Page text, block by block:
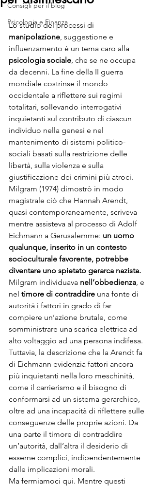
Consigli per il blog
Psicologia e Finanza
Lo studio dei processi di
manipolazione, suggestione e
influenzamento è un tema caro alla
psicologia sociale, che se ne occupa
da decenni. La fine della II guerra
mondiale costrinse il mondo
occidentale a riflettere sui regimi
totalitari, sollevando interrogativi
inquietanti sul contributo di ciascun
individuo nella genesi e nel
mantenimento di sistemi politico-
sociali basati sulla restrizione delle
libertà, sulla violenza e sulla
giustificazione dei crimini più atroci.
Milgram (1974) dimostrò in modo
magistrale ciò che Hannah Arendt,
quasi contemporaneamente, scriveva
mentre assisteva al processo di Adolf
Eichmann a Gerusalemme: un uomo
qualunque, inserito in un contesto
socioculturale favorente, potrebbe
diventare uno spietato gerarca nazista.
Milgram individuava nell’obbedienza, e
nel timore di contraddire una fonte di
autorità i fattori in grado di far
compiere un’azione brutale, come
somministrare una scarica elettrica ad
alto voltaggio ad una persona indifesa.
Tuttavia, la descrizione che la Arendt fa
di Eichmann evidenzia fattori ancora
più inquietanti nella loro meschinità,
come il carrierismo e il bisogno di
conformarsi ad un sistema gerarchico,
oltre ad una incapacità di riflettere sulle
conseguenze delle proprie azioni. Da
una parte il timore di contraddire
un’autorità, dall’altra il desiderio di
esserne complici, indipendentemente
dalle implicazioni morali.
Ma fermiamoci qui. Mentre questi